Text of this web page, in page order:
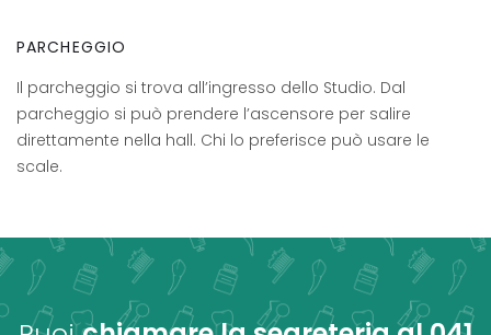
PARCHEGGIO
Il parcheggio si trova all’ingresso dello Studio. Dal
parcheggio si può prendere l’ascensore per salire
direttamente nella hall. Chi lo preferisce può usare le
scale.